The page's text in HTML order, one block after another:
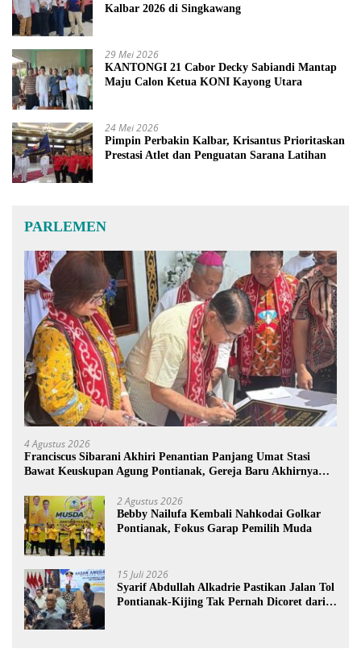
Kalbar 2026 di Singkawang
29 Mei 2026
KANTONGI 21 Cabor Decky Sabiandi Mantap
Maju Calon Ketua KONI Kayong Utara
24 Mei 2026
Pimpin Perbakin Kalbar, Krisantus Prioritaskan
Prestasi Atlet dan Penguatan Sarana Latihan
PARLEMEN
4 Agustus 2026
Franciscus Sibarani Akhiri Penantian Panjang Umat Stasi
Bawat Keuskupan Agung Pontianak, Gereja Baru Akhirnya
2 Agustus 2026
Bebby Nailufa Kembali Nahkodai Golkar
Pontianak, Fokus Garap Pemilih Muda
15 Juli 2026
Syarif Abdullah Alkadrie Pastikan Jalan Tol
Pontianak-Kijing Tak Pernah Dicoret dari